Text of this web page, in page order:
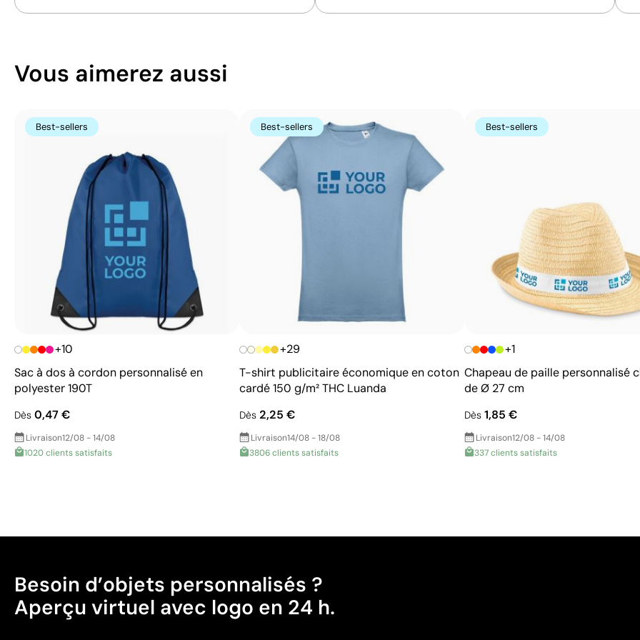
taille. L’atelier choisit pour vous la technique
d’obtenir un résultat net, durable et adapté au logo que
Avantages
Possibilité d’impression avec couleurs Pantone®
Techniques économiques pour quantités moyennes
Couleurs du logo intenses et bien définies
Résultats homogènes pour les grandes séries
Vous aimerez aussi
Best-sellers
+10
Sac à dos à cordon personnalisé en
polyester 190T
Dès 0,47 €
Livraison12/08 - 14/08
1020 clients satisfaits
Best-sellers
+29
T-shirt publicitaire économique en coton
cardé 150 g/m² THC Luanda
Dès2,25 €
Livraison14/08 - 18/08
3806 clients satisfaits
Best-sellers
+1
Chapeau de paille personnalisé
de Ø 27 cm
Dès1,85 €
Livraison12/08 - 14/08
337 clients satisfaits
Besoin d’objets personnalisés ?
Aperçu virtuel avec logo en 24 h.